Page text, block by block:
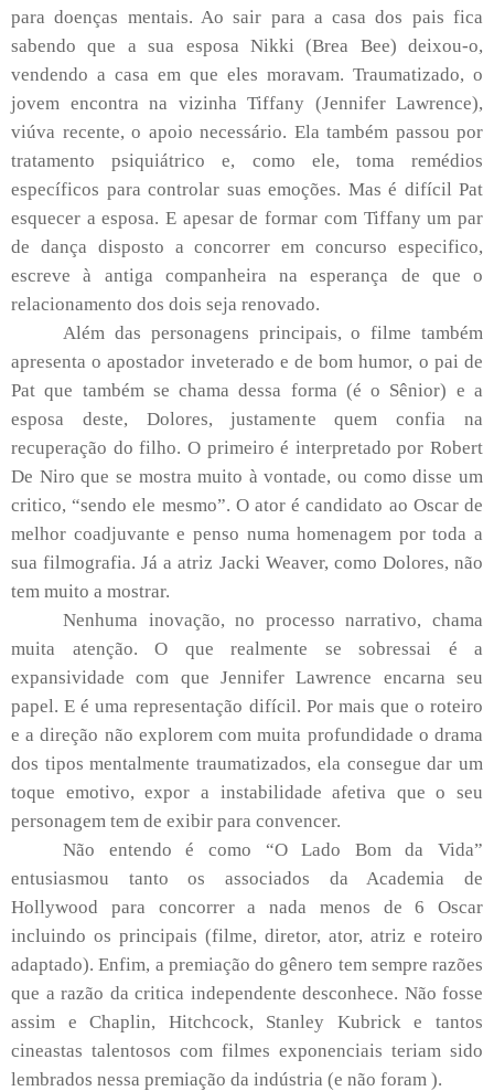
para doenças mentais. Ao sair para a casa dos pais fica
sabendo que a sua esposa Nikki (Brea Bee) deixou-o,
vendendo a casa em que eles moravam. Traumatizado, o
jovem encontra na vizinha Tiffany (Jennifer Lawrence),
viúva recente, o apoio necessário. Ela também passou por
tratamento psiquiátrico e, como ele, toma remédios
específicos para controlar suas emoções. Mas é difícil Pat
esquecer a esposa. E apesar de formar com Tiffany um par
de dança disposto a concorrer em concurso especifico,
escreve à antiga companheira na esperança de que o
relacionamento dos dois seja renovado.
Além das personagens principais, o filme também
apresenta o apostador inveterado e de bom humor, o pai de
Pat que também se chama dessa forma (é o Sênior) e a
esposa deste, Dolores, justamente quem confia na
recuperação do filho. O primeiro é interpretado por Robert
De Niro que se mostra muito à vontade, ou como disse um
critico, “sendo ele mesmo”. O ator é candidato ao Oscar de
melhor coadjuvante e penso numa homenagem por toda a
sua filmografia. Já a atriz Jacki Weaver, como Dolores, não
tem muito a mostrar.
Nenhuma inovação, no processo narrativo, chama
muita atenção. O que realmente se sobressai é a
expansividade com que Jennifer Lawrence encarna seu
papel. E é uma representação difícil. Por mais que o roteiro
e a direção não explorem com muita profundidade o drama
dos tipos mentalmente traumatizados, ela consegue dar um
toque emotivo, expor a instabilidade afetiva que o seu
personagem tem de exibir para convencer.
Não entendo é como “O Lado Bom da Vida”
entusiasmou tanto os associados da Academia de
Hollywood para concorrer a nada menos de 6 Oscar
incluindo os principais (filme, diretor, ator, atriz e roteiro
adaptado). Enfim, a premiação do gênero tem sempre razões
que a razão da critica independente desconhece. Não fosse
assim e Chaplin, Hitchcock, Stanley Kubrick e tantos
cineastas talentosos com filmes exponenciais teriam sido
lembrados nessa premiação da indústria (e não foram ).